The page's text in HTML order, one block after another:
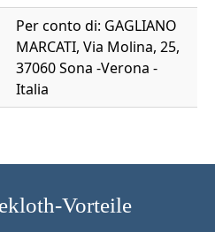
Per conto di: GAGLIANO
MARCATI, Via Molina, 25,
37060 Sona -Verona -
Italia
Vorteile